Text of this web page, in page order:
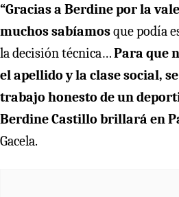
“Gracias a Berdine por la
muchos sabíamosque podía
la decisión técnica…Para que
el apellido y la clase social,
trabajo honesto de un
Berdine Castillo brillará en
Gacela.